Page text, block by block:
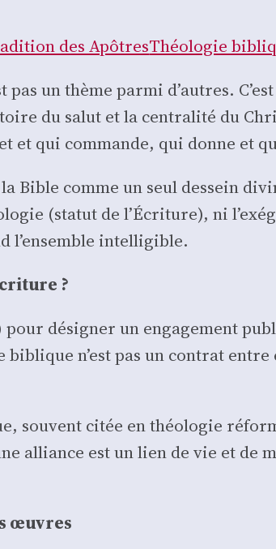
des ApôtresThéo­lo­gie
un thème par­mi d’autres.
du salut et la cen­tra­li­té du
et qui com­mande, qui donne et
Bible comme un seul des­sein
(sta­tut de l’Écriture), ni
l’ensemble intel­li­gible.
?
pour dési­gner un enga­ge­ment
biblique n’est pas un contrat
sou­vent citée en théo­lo­gie
alliance est un lien de vie et
œuvres